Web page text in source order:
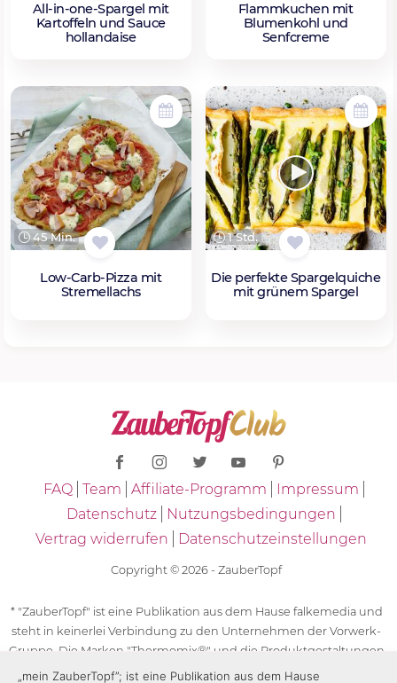
All-in-one-Spargel mit
Kartoffeln und Sauce
hollandaise
Flammkuchen mit
Blumenkohl und
Senfcreme
45 Min.
Low-Carb-Pizza mit
Stremellachs
1 Std.
Die perfekte Spargelquiche
mit grünem Spargel
FAQ Team Affiliate-Programm
Impressum
Datenschutz
Nutzungsbedingungen
Vertrag widerrufen
Datenschutzeinstellungen
Copyright © 2026 - ZauberTopf
* "ZauberTopf" ist eine Publikation aus dem Hause falkemedia und
steht in keinerlei Verbindung zu den Unternehmen der Vorwerk-
Gruppe. Die Marken "Thermomix®" und die Produktgestaltungen
des "Thermomix®" sind eingetragene Marken der Unternehmen
„mein ZauberTopf”; ist eine Publikation aus dem Hause